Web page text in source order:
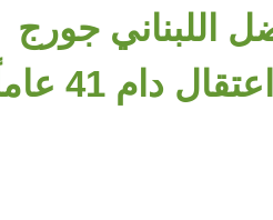
اللبناني جورج
إبراهيم عبد الله إلى الحرية بعد